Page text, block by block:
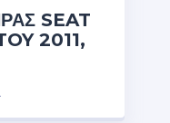
SEAT
2011,